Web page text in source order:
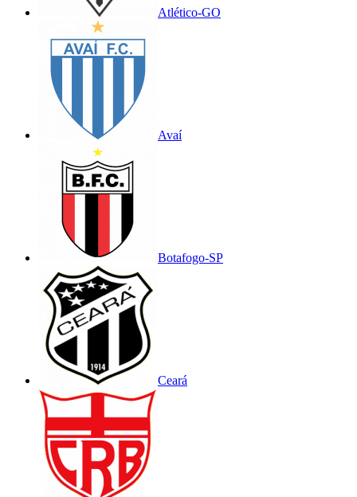
Atlético-GO
Avaí
Botafogo-SP
Ceará